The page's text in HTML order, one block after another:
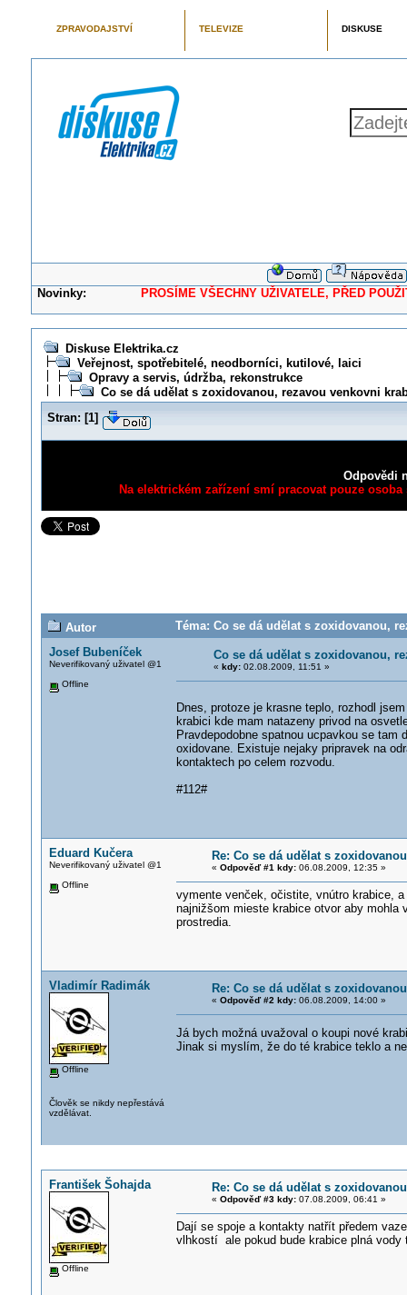
ZPRAVODAJSTVÍ TELEVIZE DISKUSE
Novinky: PROSÍME VŠECHNY UŽIVATELE, PŘED
Diskuse Elektrika.cz
Veřejnost, spotřebitelé, neodborníci, kutilové, laici
Opravy a servis, údržba, rekonstrukce
Co se dá udělat s zoxidovanou, rezavou venkovni
Stran: [1]
Odpovědi
Na elektrickém zařízení smí pracovat pouze
Autor
Téma: Co se dá udělat s zoxidovanou,
Josef Bubeníček
Neverifikovaný uživatel @1
Offline
Co se dá udělat s zoxidovanou,
« kdy:02.08.2009, 11:51 »
Dnes, protoze je krasne teplo, rozhodl
krabici kde mam natazeny privod na
Pravdepodobne spatnou ucpavkou se
oxidovane. Existuje nejaky pripravek na
kontaktech po celem rozvodu.
#112#
Eduard Kučera
Neverifikovaný uživatel @1
Offline
Re: Co se dá udělat s
« Odpověď #1 kdy:06.08.2009, 12:35 »
vymente venček, očistite, vnútro krabice,
najnižšom mieste krabice otvor aby
prostredia.
Vladimír Radimák
Offline
Člověk se nikdy nepřestává
vzdělávat.
Re: Co se dá udělat s
« Odpověď #2 kdy:06.08.2009, 14:00 »
Já bych možná uvažoval o koupi nové
Jinak si myslím, že do té krabice teklo a
František Šohajda
Offline
Re: Co se dá udělat s
« Odpověď #3 kdy:07.08.2009, 06:41 »
Dají se spoje a kontakty natřít předem
vlhkostí ale pokud bude krabice plná